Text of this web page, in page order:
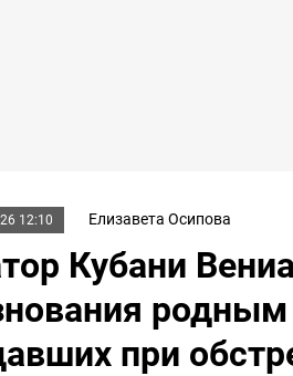
12:10 Елизавета Осипова
Кубани
при